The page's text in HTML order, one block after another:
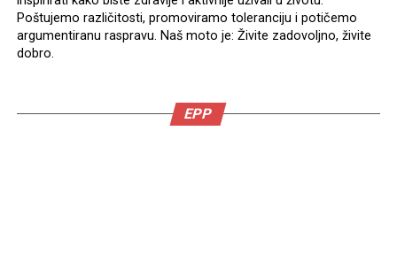
Poštujemo različitosti, promoviramo toleranciju i potičemo
argumentiranu raspravu. Naš moto je: Živite zadovoljno, živite
dobro.
EPP